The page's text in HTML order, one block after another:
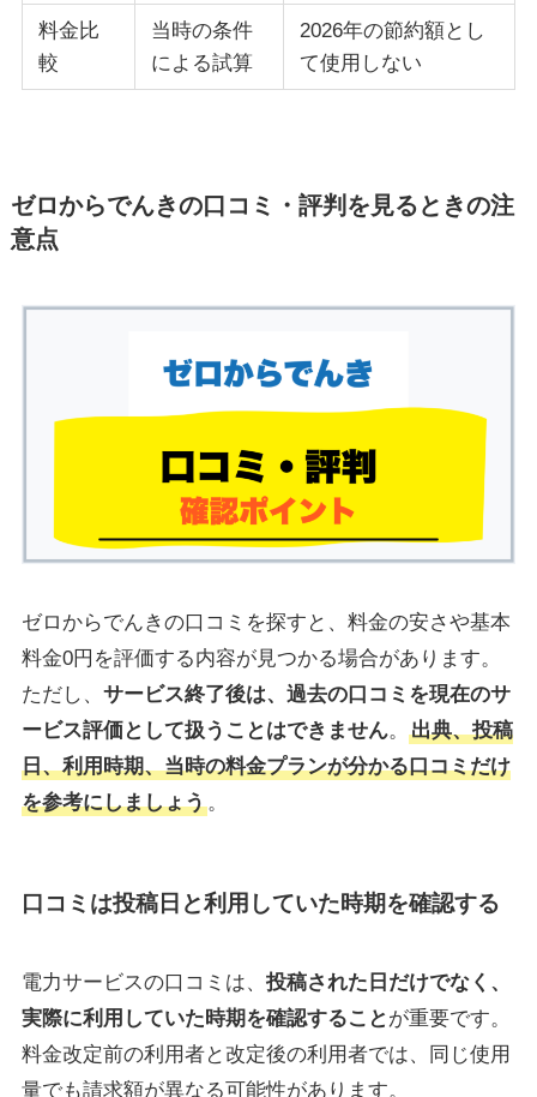
料金比
較
当時の条件
による試算
2026年の節約額とし
て使用しない
ゼロからでんきの口コミ・評判を見るときの注
意点
ゼロからでんきの口コミを探すと、料金の安さや基本
料金0円を評価する内容が見つかる場合があります。
ただし、 サービス終了後は、過去の口コミを現在のサ
ービス評価として扱うことはできません。
出典、投稿
日、利用時期、当時の料金プランが分かる口コミだけ
を参考にしましょう。
口コミは投稿日と利用していた時期を確認する
電力サービスの口コミは、 投稿された日だけでなく、
実際に利用していた時期を確認すること が重要です。
料金改定前の利用者と改定後の利用者では、同じ使用
量でも請求額が異なる可能性があります。